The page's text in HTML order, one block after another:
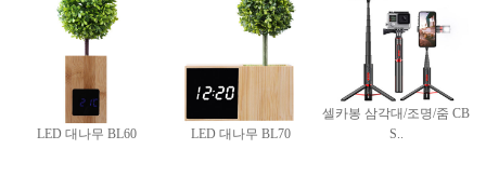
LED 대나무 BL60 LED 대나무 BL70
셀카봉 삼각대/조명/줌 CB
S..